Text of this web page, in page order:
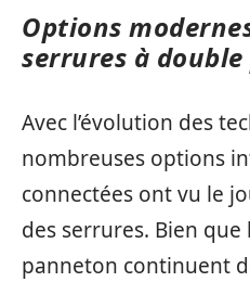
Options
serrures à
Avec l’évolution des
nombreuses options
connectées ont vu le
des serrures. Bien
panneton continuent